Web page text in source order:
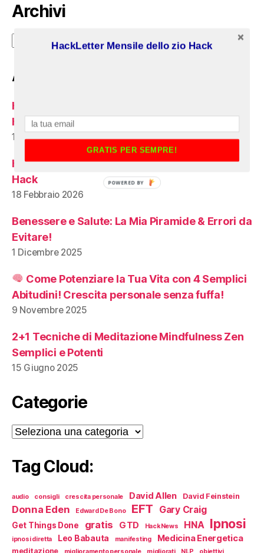
Archivi
Articoli recenti:
HNA 2024 AudioCorsi con Manuale dello zio
Hack
18 Marzo 2026
HNA 2025 AudioCorsi con Manuale dello zio
Hack
18 Febbraio 2026
Benessere e Salute: La Mia Piramide & Errori da
Evitare!
1 Dicembre 2025
Come Potenziare la Tua Vita con 4 Semplici
Abitudini! Crescita personale senza fuffa!
9 Novembre 2025
2+1 Tecniche di Meditazione Mindfulness Zen
Semplici e Potenti
15 Giugno 2025
Categorie
Categorie
Tag Cloud:
audio consigli crescita personale David Allen David Feinstein
Donna Eden Edward De Bono EFT Gary Craig
Get Things Done gratis GTD HackNews HNA Ipnosi
ipnosi diretta Leo Babauta manifesting Medicina Energetica
meditazione miglioramento personale migliorati NLP obiettivi
HackLetter Mensile dello zio Hack
GRATIS PER SEMPRE!
POWERED BY